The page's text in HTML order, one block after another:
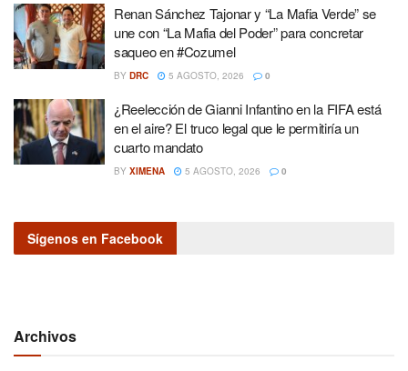
Renan Sánchez Tajonar y “La Mafia Verde” se
une con “La Mafia del Poder” para concretar
saqueo en #Cozumel
BY DRC 5 AGOSTO, 2026 0
¿Reelección de Gianni Infantino en la FIFA está
en el aire? El truco legal que le permitiría un
cuarto mandato
BY XIMENA 5 AGOSTO, 2026 0
Sígenos en Facebook
Archivos